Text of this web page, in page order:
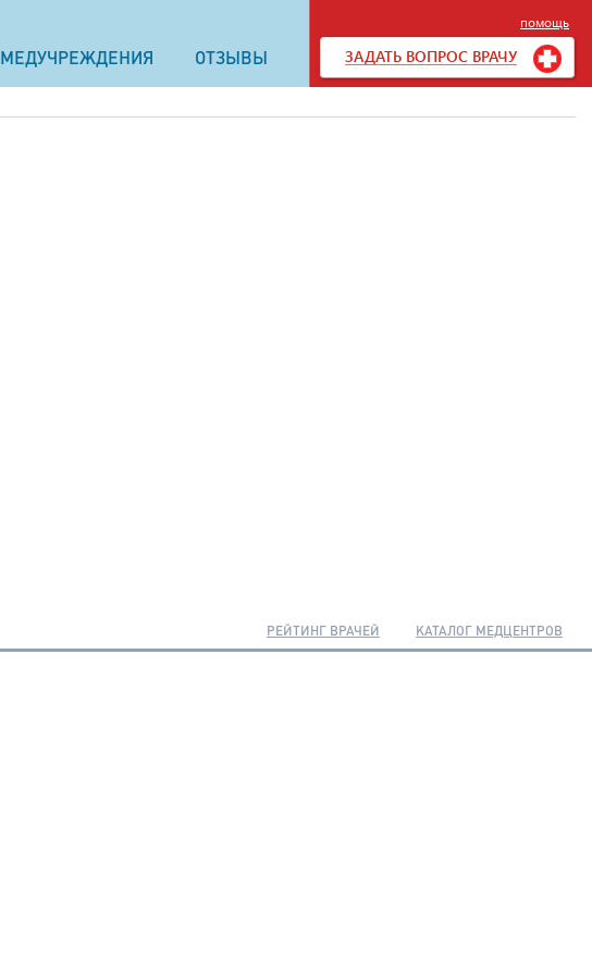
помощь
ЗАДАТЬ ВОПРОС ВРАЧУ
МЕДУЧРЕЖДЕНИЯ ОТЗЫВЫ
РЕЙТИНГ ВРАЧЕЙ КАТАЛОГ МЕДЦЕНТРОВ